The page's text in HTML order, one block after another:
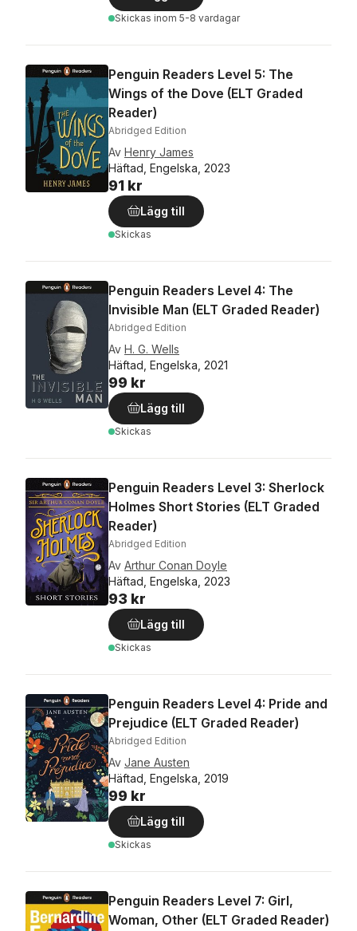
Skickas inom 5-8 vardagar
Penguin Readers Level 5: The
Wings of the Dove (ELT Graded
Reader)
Abridged Edition
Av Henry James
Häftad, Engelska, 2023
91 kr
Lägg till
Skickas
Penguin Readers Level 4: The
Invisible Man (ELT Graded Reader)
Abridged Edition
Av H. G. Wells
Häftad, Engelska, 2021
99 kr
Lägg till
Skickas
Penguin Readers Level 3: Sherlock
Holmes Short Stories (ELT Graded
Reader)
Abridged Edition
Av Arthur Conan Doyle
Häftad, Engelska, 2023
93 kr
Lägg till
Skickas
Penguin Readers Level 4: Pride and
Prejudice (ELT Graded Reader)
Abridged Edition
Av Jane Austen
Häftad, Engelska, 2019
99 kr
Lägg till
Skickas
Penguin Readers Level 7: Girl,
Woman, Other (ELT Graded Reader)